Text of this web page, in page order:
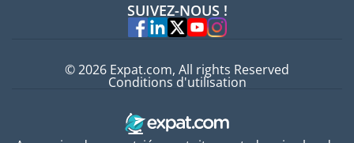
Experts
SUIVEZ-NOUS !
© 2026 Expat.com, All rights Reserved
Conditions d'utilisation